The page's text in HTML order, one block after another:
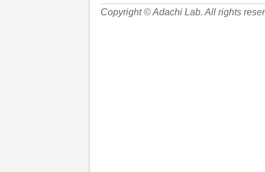
Copyright © Adachi Lab. All rights